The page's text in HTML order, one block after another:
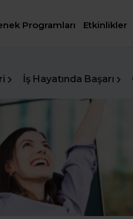
Programları Etkinlikler
İş Hayatında Başarı